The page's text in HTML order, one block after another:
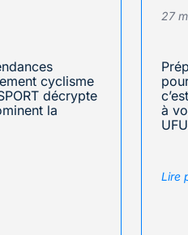
cyclisme
décrypte
la
27
à
Lire